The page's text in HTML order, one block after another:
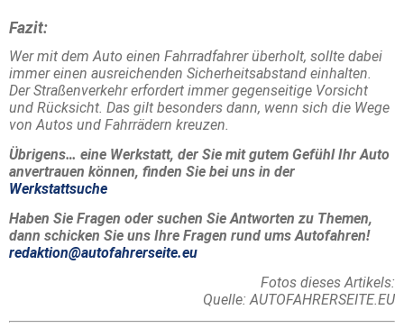
Fazit:
Wer mit dem Auto einen Fahrradfahrer überholt, sollte dabei
immer einen ausreichenden Sicherheitsabstand einhalten.
Der Straßenverkehr erfordert immer gegenseitige Vorsicht
und Rücksicht. Das gilt besonders dann, wenn sich die Wege
von Autos und Fahrrädern kreuzen.
Übrigens… eine Werkstatt, der Sie mit gutem Gefühl Ihr Auto
anvertrauen können, finden Sie bei uns in der
Werkstattsuche
Haben Sie Fragen oder suchen Sie Antworten zu Themen,
dann schicken Sie uns Ihre Fragen rund ums Autofahren!
redaktion@autofahrerseite.eu
Fotos dieses Artikels:
Quelle: AUTOFAHRERSEITE.EU